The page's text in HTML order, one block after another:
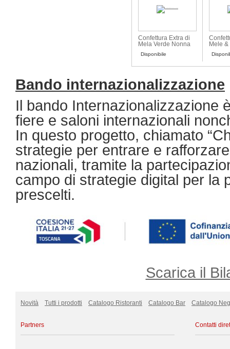
Confettura Extra di
Mela Verde Nonna
Disponibile
Mele
Bando internazionalizzazione
Il bando Internazionalizzazione
fiere e saloni internazionali
In questo progetto, chiamato
strategie per entrare e
nazionali, tramite la
campo di strategie digital per la
prescelti.
Scarica il
Novità Tutti i prodotti Catalogo Ristoranti Catalogo Bar Catalogo
Partners Contatti